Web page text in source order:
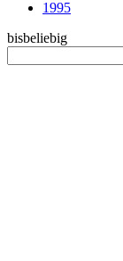
1995
bisbeliebig